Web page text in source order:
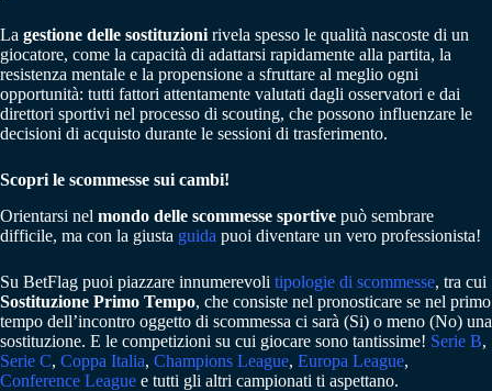
La gestione delle sostituzioni rivela spesso le qualità nascoste di un
giocatore, come la capacità di adattarsi rapidamente alla partita, la
resistenza mentale e la propensione a sfruttare al meglio ogni
opportunità: tutti fattori attentamente valutati dagli osservatori e dai
direttori sportivi nel processo di scouting, che possono influenzare le
decisioni di acquisto durante le sessioni di trasferimento.
Scopri le scommesse sui cambi!
Orientarsi nel mondo delle scommesse sportive può sembrare
difficile, ma con la giusta guida puoi diventare un vero professionista!
Su BetFlag puoi piazzare innumerevoli tipologie di scommesse, tra cui
Sostituzione Primo Tempo, che consiste nel pronosticare se nel primo
tempo dell’incontro oggetto di scommessa ci sarà (Si) o meno (No) una
sostituzione. E le competizioni su cui giocare sono tantissime! Serie B,
Serie C, Coppa Italia, Champions League, Europa League,
Conference League e tutti gli altri campionati ti aspettano.